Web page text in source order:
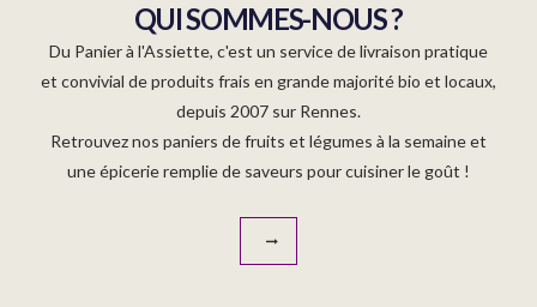
QUI SOMMES-NOUS ?
Du Panier à l'Assiette, c'est un service de livraison pratique
et convivial de produits frais en grande majorité bio et locaux,
depuis 2007 sur Rennes.
Retrouvez nos paniers de fruits et légumes à la semaine et
une épicerie remplie de saveurs pour cuisiner le goût !